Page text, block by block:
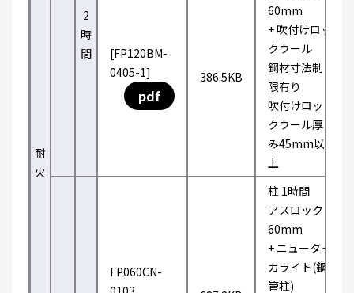
耐
火
2
時
間
[FP120BM-
0405-1]
pdf
386.5KB
60mm
+ 吹付けロッ
クウール
鋼材寸法制
限有り
吹付けロッ
クウール厚
み45mm以
上
FP060CN-
柱 1時間
アスロック
60mm
+ ニュータイ
カライト(鋼
管柱)